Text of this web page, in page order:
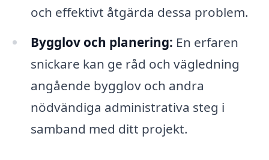
och effektivt åtgärda dessa problem.
Bygglov och planering: En erfaren
snickare kan ge råd och vägledning
angående bygglov och andra
nödvändiga administrativa steg i
samband med ditt projekt.